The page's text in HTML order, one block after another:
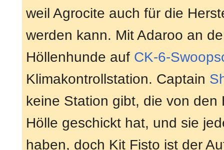
weil Agrocite auch für die
werden kann. Mit Adaroo an
Höllenhunde auf CK-6-
Klimakontrollstation. Captain
keine Station gibt, die von
Hölle geschickt hat, und sie
haben, doch Kit Fisto ist der